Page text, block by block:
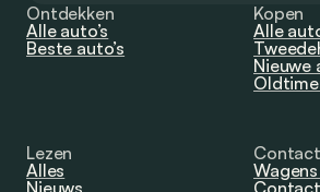
Ontdekken
Alle auto’s
Beste auto’s
Kopen
Alle
Nieuwe
Lezen
Alles
Nieuws
Contact